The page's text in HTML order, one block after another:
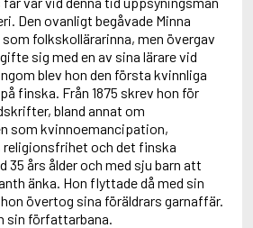
Den ovanligt begåvade Minna
folkskollärarinna, men övergav
sig med en av sina lärare vid
blev hon den första kvinnliga
finska. Från 1875 skrev hon för
bland annat om
som kvinnoemancipation,
och det finska
35 års ålder och med sju barn att
änka. Hon flyttade då med sin
övertog sina föräldrars garnaffär.
sin författarbana.